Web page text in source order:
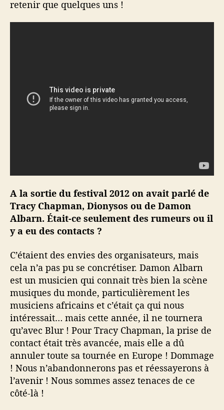
retenir que quelques uns !
A la sortie du festival 2012 on avait parlé de
Tracy Chapman, Dionysos ou de Damon
Albarn. Était-ce seulement des rumeurs ou il
y a eu des contacts ?
C’étaient des envies des organisateurs, mais
cela n’a pas pu se concrétiser. Damon Albarn
est un musicien qui connait très bien la scène
musiques du monde, particulièrement les
musiciens africains et c’était ça qui nous
intéressait… mais cette année, il ne tournera
qu’avec Blur ! Pour Tracy Chapman, la prise de
contact était très avancée, mais elle a dû
annuler toute sa tournée en Europe ! Dommage
! Nous n’abandonnerons pas et réessayerons à
l’avenir ! Nous sommes assez tenaces de ce
côté-là !